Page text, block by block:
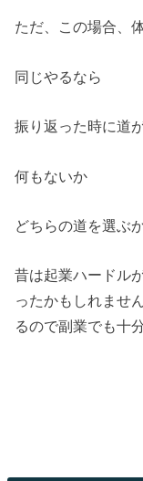
ただ、この場合、
同じやるなら
振り返った時に道
何もないか
どちらの道を選ぶ
昔は起業ハードル
ったかもしれませ
るので副業でも十